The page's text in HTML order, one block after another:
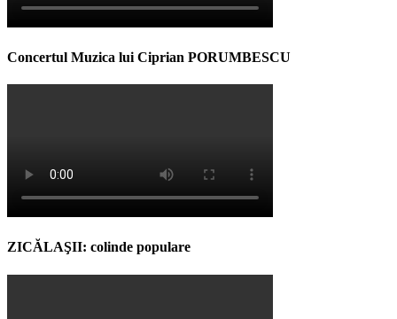
Concertul Muzica lui Ciprian PORUMBESCU
ZICĂLAŞII: colinde populare